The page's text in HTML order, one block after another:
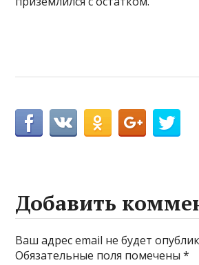
Добавить
Ваш адрес email не будет
Обязательные поля помечены*